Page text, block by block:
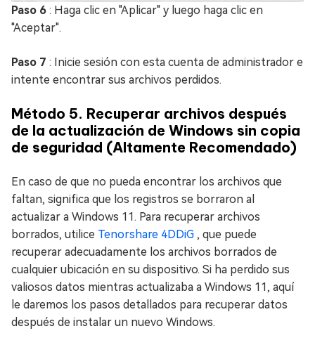
Paso 6 : Haga clic en "Aplicar" y luego haga clic en
"Aceptar".
Paso 7 : Inicie sesión con esta cuenta de administrador e
intente encontrar sus archivos perdidos.
Método 5. Recuperar archivos después
de la actualización de Windows sin copia
de seguridad (Altamente Recomendado)
En caso de que no pueda encontrar los archivos que
faltan, significa que los registros se borraron al
actualizar a Windows 11. Para recuperar archivos
borrados, utilice Tenorshare 4DDiG , que puede
recuperar adecuadamente los archivos borrados de
cualquier ubicación en su dispositivo. Si ha perdido sus
valiosos datos mientras actualizaba a Windows 11, aquí
le daremos los pasos detallados para recuperar datos
después de instalar un nuevo Windows.